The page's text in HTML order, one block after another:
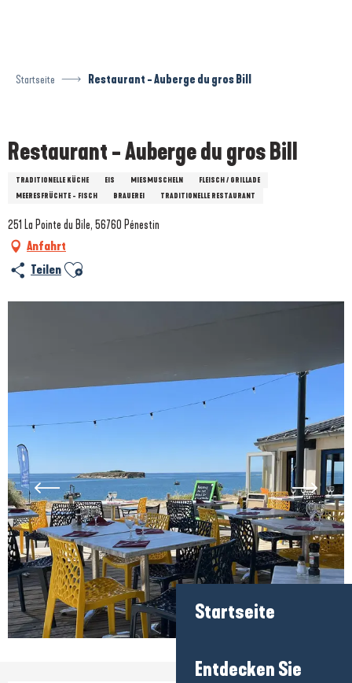
Startseite
Entdecken Sie
Startseite Restaurant - Auberge du gros Bill
Restaurant - Auberge du gros Bill
TRADITIONELLE KÜCHE EIS MIESMUSCHELN
FLEISCH / GRILLADE
MEERESFRÜCHTE - FISCH
BRAUEREI TRADITIONELLE RESTAURANT
251 La Pointe du Bile, 56760 Pénestin
Anfahrt
Teilen Ajouter aux favoris